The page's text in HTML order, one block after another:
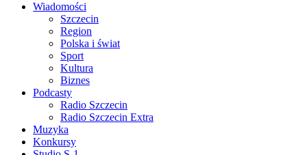
Wiadomości
Szczecin
Region
Polska i świat
Sport
Kultura
Biznes
Podcasty
Radio Szczecin
Radio Szczecin Extra
Muzyka
Konkursy